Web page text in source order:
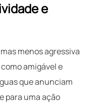
e
menos agressiva
amigável e
que anunciam
para uma ação